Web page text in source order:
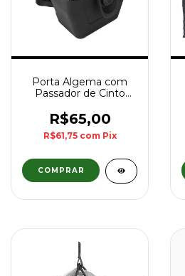
Porta Algema com
Passador de Cinto
R$65,00
R$61,75 com Pix